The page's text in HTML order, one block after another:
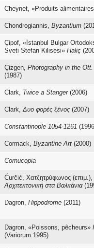
Cheynet, «Produits
Chondrogiannis, Byzantium
Çipof, «İstanbul Bulgar
Sveti Stefan Kilisesi» Haliç
Çizgen, Photography in the
(1987)
Clark, Twice a Stanger(2006)
Clark,Δυο φορές ξένος (2007)
Constantinople 1054-1261
Cormack, Byzantine Art (2000)
Cornucopia
Ćurčić, Χατζητρύφωνος (επιμ.),
Αρχιτεκτονική στα Βαλκάνια
Dagron, Hippodrome (2011)
Dagron, «Poissons, pêcheurs»
(Variorum 1995)